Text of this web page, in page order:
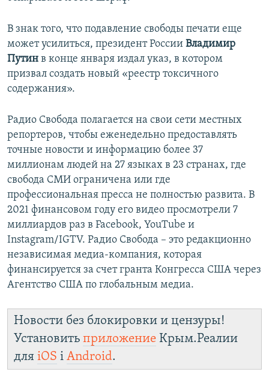
В знак того, что подавление свободы печати еще
может усилиться, президент России Владимир
Путин в конце января издал указ, в котором
призвал создать новый «реестр токсичного
содержания».
Радио Свобода полагается на свои сети местных
репортеров, чтобы еженедельно предоставлять
точные новости и информацию более 37
миллионам людей на 27 языках в 23 странах, где
свобода СМИ ограничена или где
профессиональная пресса не полностью развита. В
2021 финансовом году его видео просмотрели 7
миллиардов раз в Facebook, YouTube и
Instagram/IGTV. Радио Свобода – это редакционно
независимая медиа-компания, которая
финансируется за счет гранта Конгресса США через
Агентство США по глобальным медиа.
Новости без блокировки и цензуры!
Установить приложение Крым.Реалии
для iOS і Android.